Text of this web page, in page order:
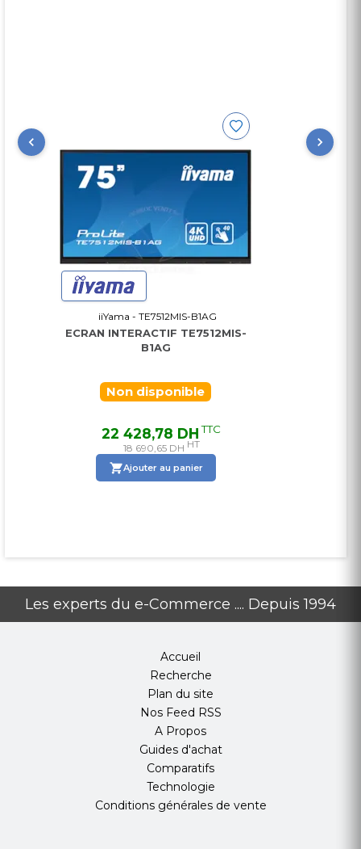
• Interface: 1×HDMI IN, 1×USB Touch, 3×USB3.0
• Bluetooth
• Backlight life : 50 000 hours
• Garantie : 2 An
iiYama - TE7512MIS-B1AG
ECRAN INTERACTIF TE7512MIS-
B1AG
Non disponible
22 428,78 DHTTC
18 690,65 DH HT
Ajouter au panier
Les experts du e-Commerce .... Depuis 1994
Accueil
Recherche
Plan du site
Nos Feed RSS
A Propos
Guides d'achat
Comparatifs
Technologie
Conditions générales de vente